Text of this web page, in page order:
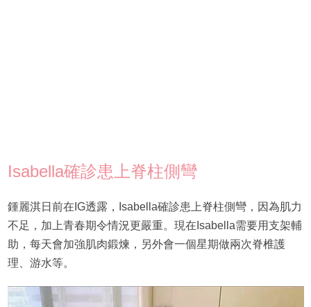
Isabella確診患上脊柱側彎
鍾麗淇日前在IG透露，Isabella確診患上脊柱側彎，因為肌力
不足，加上青春期令情況更嚴重。現在Isabella需要用支架輔
助，每天會加強肌肉鍛煉，另外會一個星期做兩次脊椎護
理、游水等。